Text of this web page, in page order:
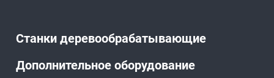
Станки деревообрабатывающие
Дополнительное оборудование